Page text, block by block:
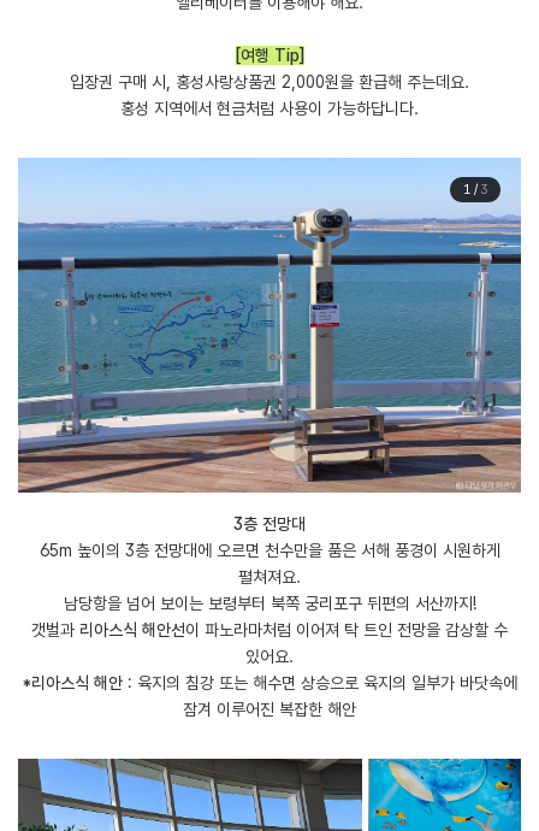
[여행 Tip]
입장권 구매 시, 홍성사랑상품권 2,000원을 환급해 주는데요.
홍성 지역에서 현금처럼 사용이 가능하답니다.
1/ 3
3층 전망대
65m 높이의 3층 전망대에 오르면 천수만을 품은 서해 풍경이 시원하게
펼쳐져요.
남당항을 넘어 보이는 보령부터 북쪽 궁리포구 뒤편의 서산까지!
갯벌과 리아스식 해안선이 파노라마처럼 이어져 탁 트인 전망을 감상할 수
있어요.
​*리아스식 해안: 육지의 침강 또는 해수면 상승으로 육지의 일부가 바닷속에
잠겨 이루어진 복잡한 해안